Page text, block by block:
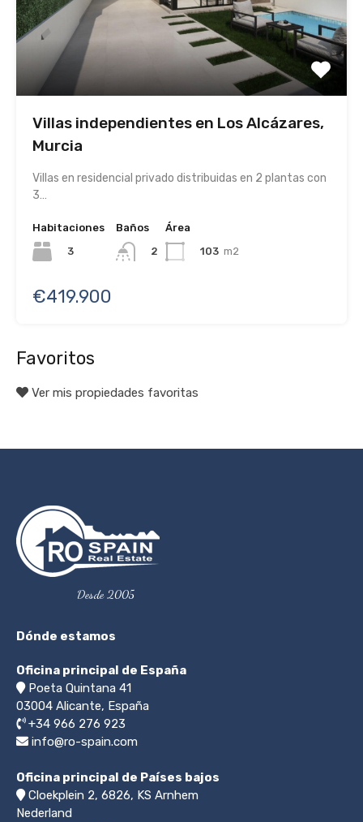
Villas independientes en Los Alcázares,
Murcia
Villas en residencial privado distribuidas en 2 plantas con
3…
Habitaciones
3
Baños
2
Área
103 m2
€419.900
Favoritos
Ver mis propiedades favoritas
Desde 2005
Dónde estamos
Oficina principal de España
Poeta Quintana 41
03004 Alicante, España
+34 966 276 923
info@ro-spain.com
Oficina principal de Países bajos
Cloekplein 2, 6826, KS Arnhem
Nederland